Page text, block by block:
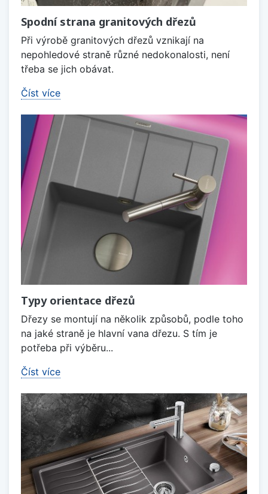
Spodní strana granitových dřezů
Při výrobě granitových dřezů vznikají na
nepohledové straně různé nedokonalosti, není
třeba se jich obávat.
Číst více
Typy orientace dřezů
Dřezy se montují na několik způsobů, podle toho
na jaké straně je hlavní vana dřezu. S tím je
potřeba při výběru...
Číst více